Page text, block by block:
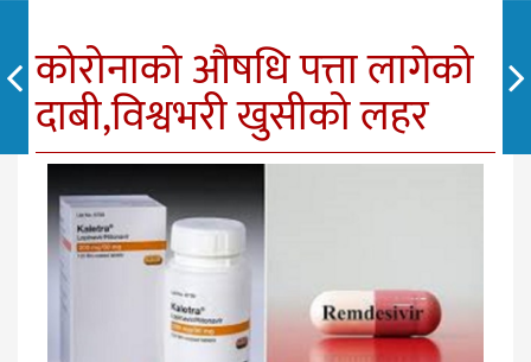
कोरोनाको औषधि पत्ता लागेको
दाबी,विश्वभरी खुसीको लहर